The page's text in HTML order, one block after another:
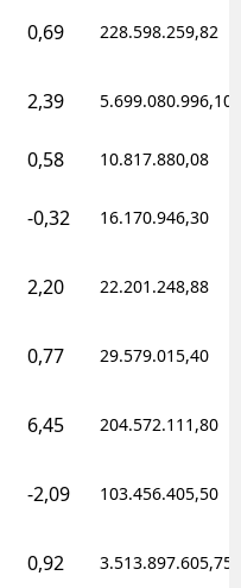
0,69 228.598.259,82
2,39 5.699.080.996,10
0,58 10.817.880,08
-0,32 16.170.946,30
2,20 22.201.248,88
0,77 29.579.015,40
6,45 204.572.111,80
-2,09 103.456.405,50
0,92 3.513.897.605,75